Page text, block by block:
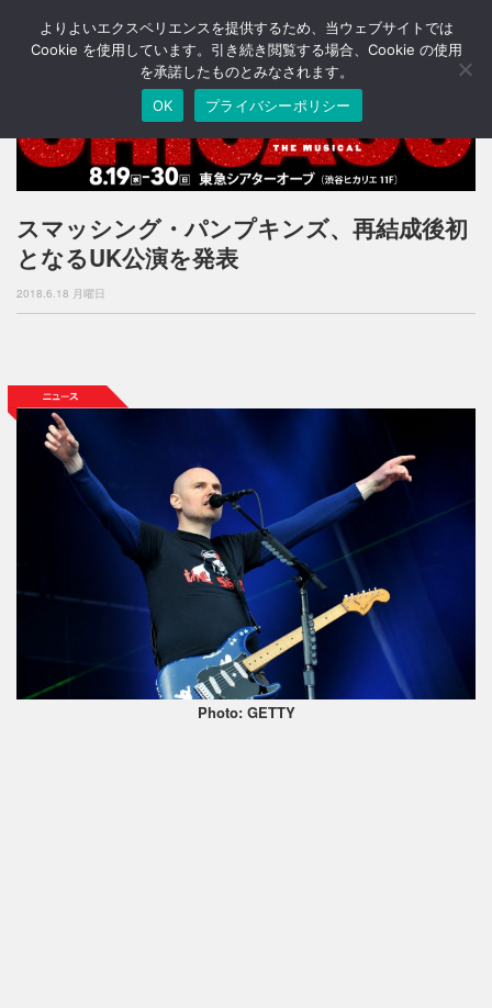
T
o
n
v
i
g
o
スマッシング・パンプキンズ、再結成後初
となるUK公演を発表
2018.6.18 月曜日
Photo: GETTY
よりよいエクスペリエンスを提供するため、当ウェブサイトでは
Cookie を使用しています。引き続き閲覧する場合、Cookie の使用
を承諾したものとみなされます。
OK
プライバシーポリシー